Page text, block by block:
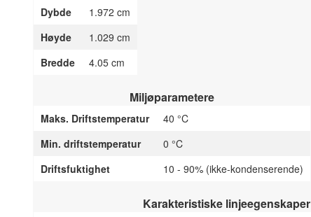
Dybde
1.972 cm
Høyde
1.029 cm
Bredde
4.05 cm
Miljøparametere
Maks. Driftstemperatur
40 °C
Min. driftstemperatur
0 °C
Driftsfuktighet
10 - 90% (ikke-kondenserende)
Karakteristiske linjeegenskaper